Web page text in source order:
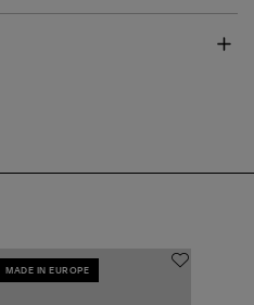
MADE IN EUROPE